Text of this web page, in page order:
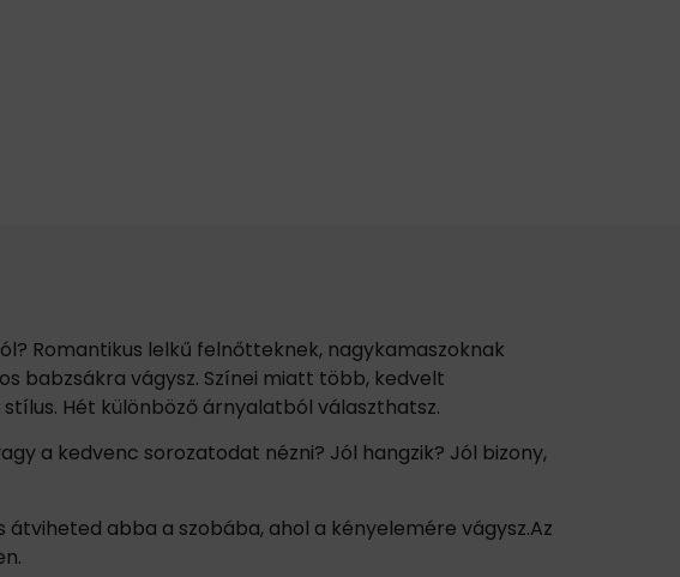
Romantikus lelkű felnőtteknek, nagykamaszoknak
babzsákra vágysz. Színei miatt több, kedvelt
Hét különböző árnyalatból választhatsz.
a kedvenc sorozatodat nézni? Jól hangzik? Jól bizony,
abba a szobába, ahol a kényelemére vágysz.Az